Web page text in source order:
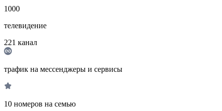
1000
телевидение
221 канал
трафик на мессенджеры и сервисы
10 номеров на семью